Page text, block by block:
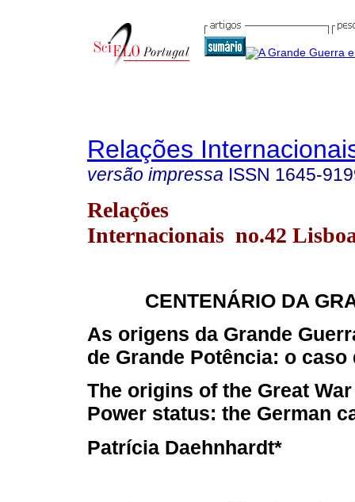
Relações
versão impressa ISSN 1645-
Relações
Internacionais no.42
CENTENÁRIO DA
As origens da Grande
de Grande Potência: o caso
The origins of the Great
Power status: the German
Patrícia Daehnhardt*